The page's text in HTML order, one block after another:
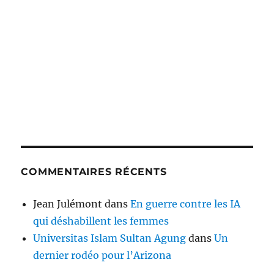
COMMENTAIRES RÉCENTS
Jean Julémont dansEn guerre contre les IA
qui déshabillent les femmes
Universitas Islam Sultan Agung dansUn
dernier rodéo pour l’Arizona